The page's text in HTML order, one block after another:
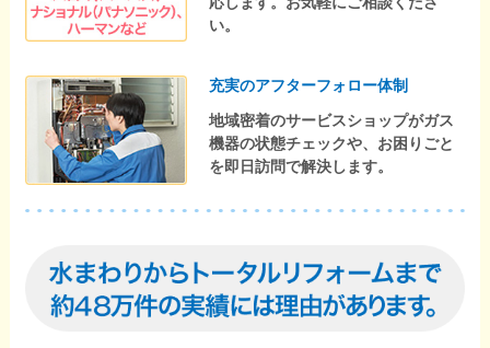
い。
充実のアフターフォロー体制
地域密着のサービスショップがガス
機器の状態チェックや、お困りごと
を即日訪問で解決します。